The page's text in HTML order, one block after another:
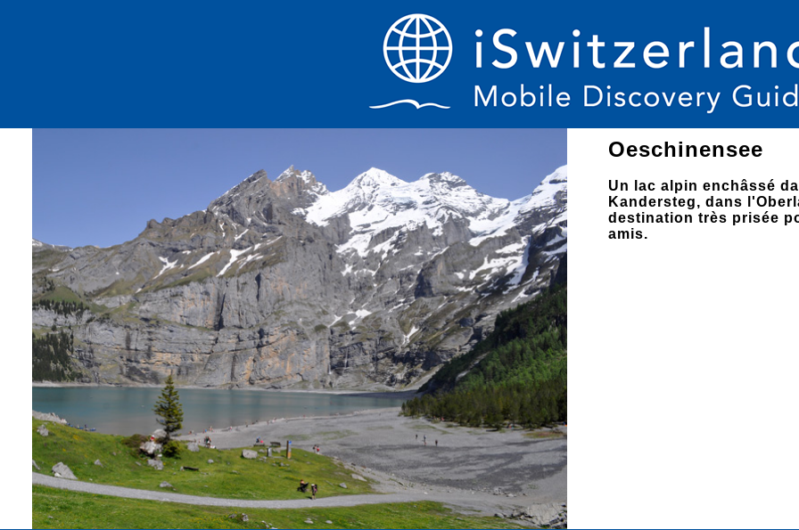
Oeschinensee
Un lac alpin enchâssé
Kandersteg, dans
destination très prisée
amis.